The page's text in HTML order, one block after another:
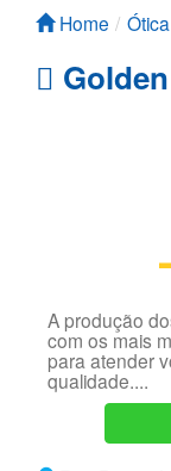
Home Ótica
A produção
com os mais
para atender
qualidade....